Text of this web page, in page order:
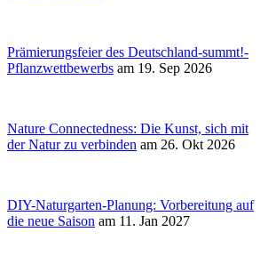
Prämierungsfeier des Deutschland-summt!-
Pflanzwettbewerbs am 19. Sep 2026
Nature Connectedness: Die Kunst, sich mit
der Natur zu verbinden am 26. Okt 2026
DIY-Naturgarten-Planung: Vorbereitung auf
die neue Saison am 11. Jan 2027